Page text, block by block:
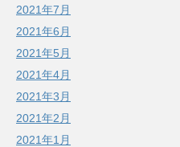
2021年7月
2021年6月
2021年5月
2021年4月
2021年3月
2021年2月
2021年1月